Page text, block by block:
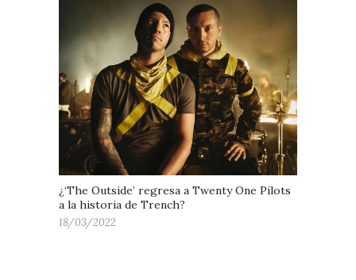
¿‘The Outside’ regresa a Twenty One Pilots
a la historia de Trench?
18/03/2022